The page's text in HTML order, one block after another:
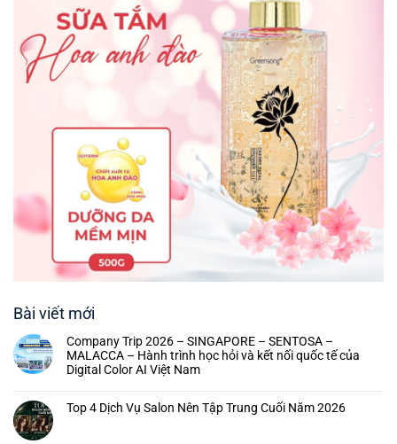
Bài viết mới
Company Trip 2026 – SINGAPORE – SENTOSA –
MALACCA – Hành trình học hỏi và kết nối quốc tế của
Digital Color AI Việt Nam
Top 4 Dịch Vụ Salon Nên Tập Trung Cuối Năm 2026